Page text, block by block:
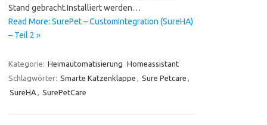
Stand gebracht.Installiert werden…
Read More: SurePet – CustomIntegration (SureHA)
– Teil 2 »
Kategorie: Heimautomatisierung Homeassistant
Schlagwörter: Smarte Katzenklappe , Sure Petcare ,
SureHA , SurePetCare